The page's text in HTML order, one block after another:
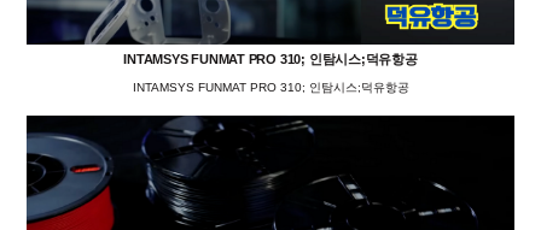
INTAMSYS FUNMAT PRO 310; 인탐시스;덕유항공
INTAMSYS FUNMAT PRO 310; 인탐시스;덕유항공